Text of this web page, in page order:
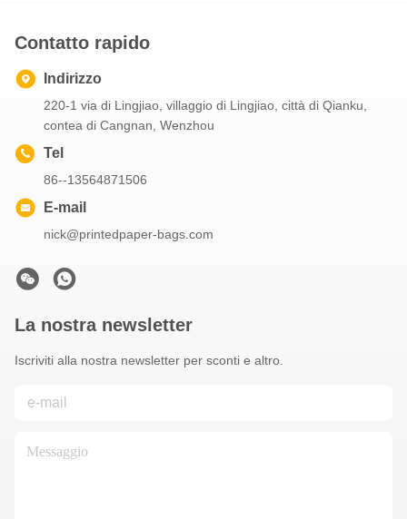
Contatto rapido
Indirizzo
220-1 via di Lingjiao, villaggio di Lingjiao, città di Qianku,
contea di Cangnan, Wenzhou
Tel
86--13564871506
E-mail
nick@printedpaper-bags.com
La nostra newsletter
Iscriviti alla nostra newsletter per sconti e altro.